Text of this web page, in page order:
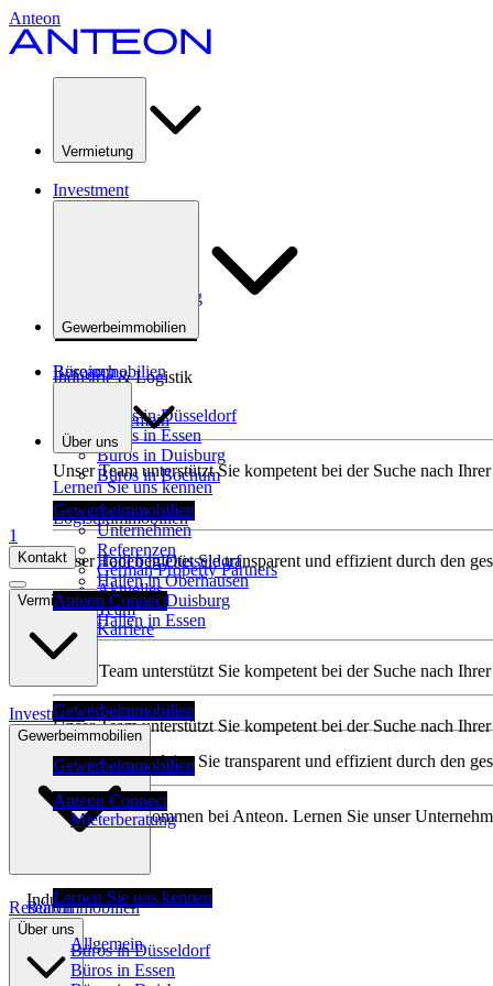
Anteon
Vermietung
Mieterberatung
Industrie & Logistik
Allgemein
Unser Team unterstützt Sie kompetent bei der Suche nach
Gewerbeimmobilien
Unser Tool begleitet Sie transparent und effizient durch den
Anteon Connect
Investment
Gewerbeimmobilien
Büroimmobilien
Büros in Düsseldorf
Büros in Essen
Büros in Duisburg
Büros in Bochum
Logistikimmobilien
Hallen in Düsseldorf
Hallen in Oberhausen
Hallen in Duisburg
Hallen in Essen
Unser Team unterstützt Sie kompetent bei der Suche nach
Gewerbeimmobilien
Unser Tool begleitet Sie transparent und effizient durch den
Anteon Connect
Research
Über uns
Lernen Sie uns kennen
Unternehmen
Referenzen
German Property Partners
Aktuelles
Team
Karriere
Unser Team unterstützt Sie kompetent bei der Suche nach
Gewerbeimmobilien
Herzlich willkommen bei Anteon. Lernen Sie unser
Lernen Sie uns kennen
1
Kontakt
Vermietung
Bürovermietung
Allgemein
Mieterberatung
Industrie & Logistik
Allgemein
Investment
Gewerbeimmobilien
Büroimmobilien
Büros in Düsseldorf
Büros in Essen
Research
Über uns